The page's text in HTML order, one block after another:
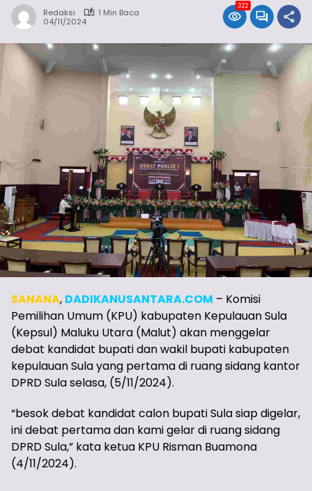
Redaksi
1 Min Baca
04/11/2024
322
SANANA, DADIKANUSANTARA.COM – Komisi
Pemilihan Umum (KPU) kabupaten Kepulauan Sula
(Kepsul) Maluku Utara (Malut) akan menggelar
debat kandidat bupati dan wakil bupati kabupaten
kepulauan Sula yang pertama di ruang sidang kantor
DPRD Sula selasa, (5/11/2024).
“besok debat kandidat calon bupati Sula siap digelar,
ini debat pertama dan kami gelar di ruang sidang
DPRD Sula,” kata ketua KPU Risman Buamona
(4/11/2024).